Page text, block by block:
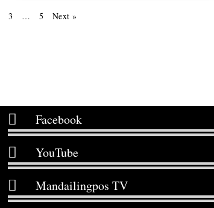
3 … 5 Next »
Facebook
YouTube
Mandailingpos TV